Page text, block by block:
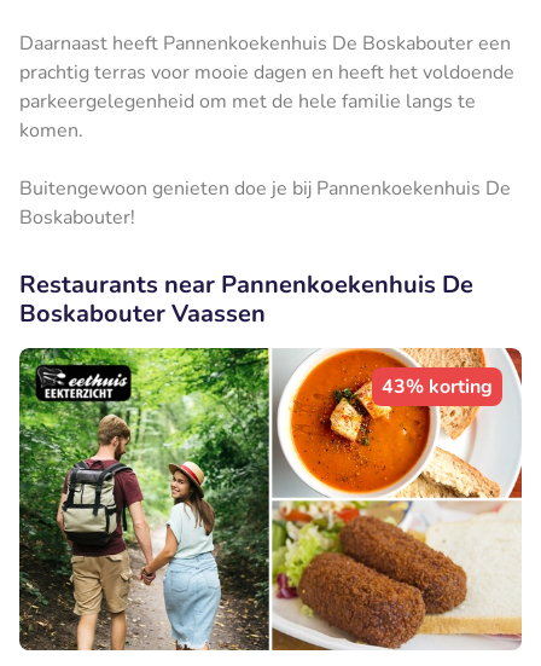
Daarnaast heeft Pannenkoekenhuis De Boskabouter een
prachtig terras voor mooie dagen en heeft het voldoende
parkeergelegenheid om met de hele familie langs te
komen.
Buitengewoon genieten doe je bij Pannenkoekenhuis De
Boskabouter!
Restaurants near Pannenkoekenhuis De
Boskabouter Vaassen
43% korting